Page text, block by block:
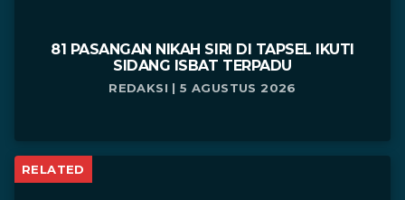
81 PASANGAN NIKAH SIRI DI TAPSEL IKUTI
SIDANG ISBAT TERPADU
REDAKSI | 5 AGUSTUS 2026
RELATED